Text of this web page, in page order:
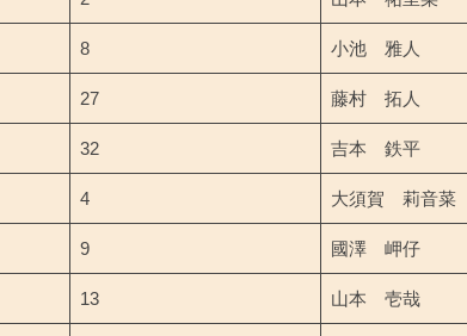
8 小池 雅人
27 藤村 拓人
32 吉本 鉄平
4 大須賀 莉音菜
9 國澤 岬仔
13 山本 壱哉